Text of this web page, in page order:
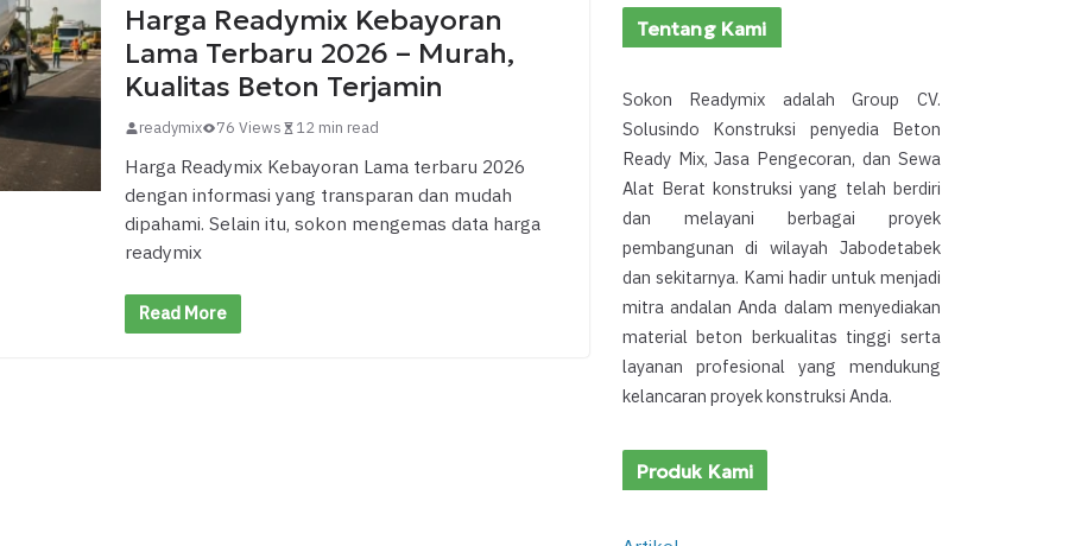
Harga Readymix Kebayoran
Lama Terbaru 2026 – Murah,
Kualitas Beton Terjamin
readymix 76 Views 12 min read
Harga Readymix Kebayoran Lama terbaru 2026
dengan informasi yang transparan dan mudah
dipahami. Selain itu, sokon mengemas data harga
readymix
Read More
Tentang Kami
Sokon Readymix adalah Group CV.
Solusindo Konstruksi penyedia Beton
Ready Mix, Jasa Pengecoran, dan Sewa
Alat Berat konstruksi yang telah berdiri
dan melayani berbagai proyek
pembangunan di wilayah Jabodetabek
dan sekitarnya. Kami hadir untuk menjadi
mitra andalan Anda dalam menyediakan
material beton berkualitas tinggi serta
layanan profesional yang mendukung
kelancaran proyek konstruksi Anda.
Produk Kami